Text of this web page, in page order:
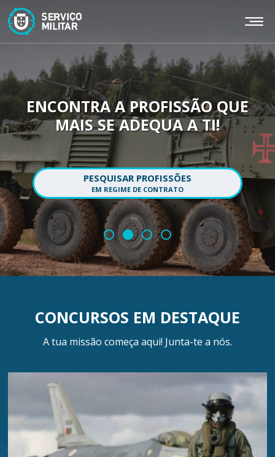
para
conteúdo
principal
PESQUISAR PROFISSÕES
ENCONTRA A PROFISSÃO QUE
MAIS SE ADEQUA A TI!
CONCURSOS EM DESTAQUE
A tua missão começa aqui! Junta-te a nós.